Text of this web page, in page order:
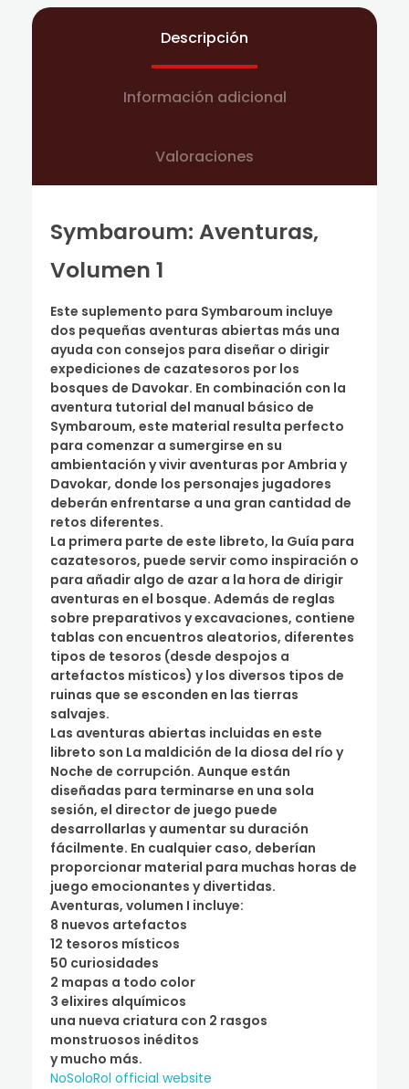
Descripción
Información adicional
Valoraciones
Symbaroum: Aventuras,
Volumen 1
Este suplemento para Symbaroum incluye
dos pequeñas aventuras abiertas más una
ayuda con consejos para diseñar o dirigir
expediciones de cazatesoros por los
bosques de Davokar. En combinación con la
aventura tutorial del manual básico de
Symbaroum, este material resulta perfecto
para comenzar a sumergirse en su
ambientación y vivir aventuras por Ambria y
Davokar, donde los personajes jugadores
deberán enfrentarse a una gran cantidad de
retos diferentes.
La primera parte de este libreto, la Guía para
cazatesoros, puede servir como inspiración o
para añadir algo de azar a la hora de dirigir
aventuras en el bosque. Además de reglas
sobre preparativos y excavaciones, contiene
tablas con encuentros aleatorios, diferentes
tipos de tesoros (desde despojos a
artefactos místicos) y los diversos tipos de
ruinas que se esconden en las tierras
salvajes.
Las aventuras abiertas incluidas en este
libreto son La maldición de la diosa del río y
Noche de corrupción. Aunque están
diseñadas para terminarse en una sola
sesión, el director de juego puede
desarrollarlas y aumentar su duración
fácilmente. En cualquier caso, deberían
proporcionar material para muchas horas de
juego emocionantes y divertidas.
Aventuras, volumen I incluye:
8 nuevos artefactos
12 tesoros místicos
50 curiosidades
2 mapas a todo color
3 elixires alquímicos
una nueva criatura con 2 rasgos
monstruosos inéditos
y mucho más.
NoSoloRol official website